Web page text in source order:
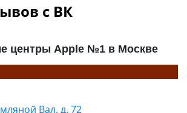
с ВК
центры Apple №1 в Москве
Вал, д. 72